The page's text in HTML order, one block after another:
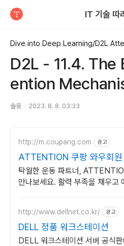
IT 기술 따
D2L - 11.4.
ention
솔웅 2023. 8. 8. 03:33
http://m.coupang.com 광고
ATTENTION 쿠팡 와우회원
탁월한 운동 파트너,
만나보세요. 활력 부족을 채우고
http://www.dellnet.co.kr/ 광고
DELL 정품 워크스테이션
DELL 워크스테이션 서버 공식